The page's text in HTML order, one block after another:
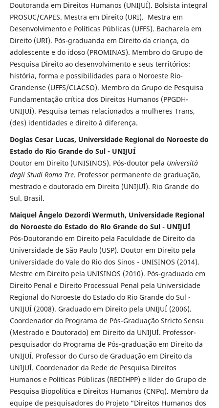
Doutoranda em Direitos Humanos (UNIJUÍ). Bolsista integral
PROSUC/CAPES. Mestra em Direito (URI). Mestra em
Desenvolvimento e Políticas Públicas (UFFS). Bacharela em
Direito (URI). Pós-graduanda em Direito da criança, do
adolescente e do idoso (PROMINAS). Membro do Grupo de
Pesquisa Direito ao desenvolvimento e seus territórios:
história, forma e possibilidades para o Noroeste Rio-
Grandense (UFFS/CLACSO). Membro do Grupo de Pesquisa
Fundamentação crítica dos Direitos Humanos (PPGDH-
UNIJUÍ). Pesquisa temas relacionados a mulheres Trans,
(des) identidades e direito à diferença.
Doglas Cesar Lucas, Universidade Regional do Noroeste do
Estado do Rio Grande do Sul - UNIJUÍ
Doutor em Direito (UNISINOS). Pós-doutor pela Università
degli Studi Roma Tre. Professor permanente de graduação,
mestrado e doutorado em Direito (UNIJUÍ). Rio Grande do
Sul. Brasil.
Maiquel Ângelo Dezordi Wermuth, Universidade Regional
do Noroeste do Estado do Rio Grande do Sul - UNIJUÍ
Pós-Doutorando em Direito pela Faculdade de Direito da
Universidade de São Paulo (USP). Doutor em Direito pela
Universidade do Vale do Rio dos Sinos - UNISINOS (2014).
Mestre em Direito pela UNISINOS (2010). Pós-graduado em
Direito Penal e Direito Processual Penal pela Universidade
Regional do Noroeste do Estado do Rio Grande do Sul -
UNIJUÍ (2008). Graduado em Direito pela UNIJUÍ (2006).
Coordenador do Programa de Pós-Graduação Stricto Sensu
(Mestrado e Doutorado) em Direito da UNIJUÍ. Professor-
pesquisador do Programa de Pós-graduação em Direito da
UNIJUÍ. Professor do Curso de Graduação em Direito da
UNIJUÍ. Coordenador da Rede de Pesquisa Direitos
Humanos e Políticas Públicas (REDIHPP) e líder do Grupo de
Pesquisa Biopolítica e Direitos Humanos (CNPq). Membro da
equipe de pesquisadores do Projeto “Direitos Humanos dos